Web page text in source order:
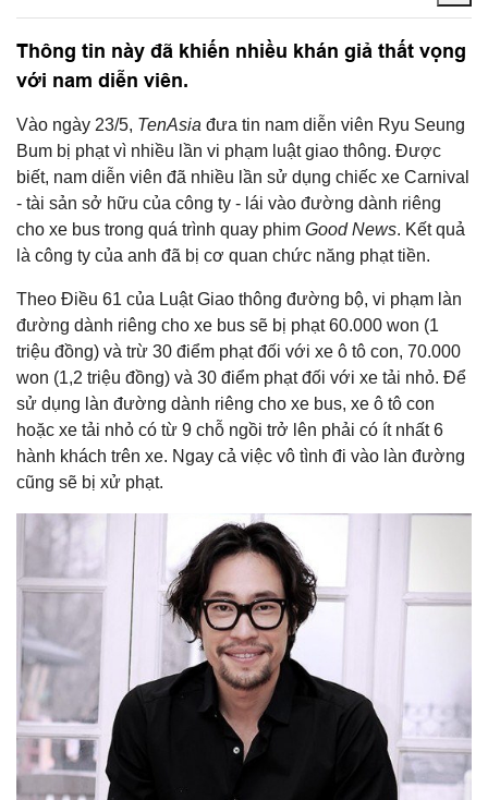
Thông tin này đã khiến nhiều khán giả thất vọng
với nam diễn viên.
Vào ngày 23/5, TenAsia đưa tin nam diễn viên Ryu Seung
Bum bị phạt vì nhiều lần vi phạm luật giao thông. Được
biết, nam diễn viên đã nhiều lần sử dụng chiếc xe Carnival
- tài sản sở hữu của công ty - lái vào đường dành riêng
cho xe bus trong quá trình quay phim Good News. Kết quả
là công ty của anh đã bị cơ quan chức năng phạt tiền.
Theo Điều 61 của Luật Giao thông đường bộ, vi phạm làn
đường dành riêng cho xe bus sẽ bị phạt 60.000 won (1
triệu đồng) và trừ 30 điểm phạt đối với xe ô tô con, 70.000
won (1,2 triệu đồng) và 30 điểm phạt đối với xe tải nhỏ. Để
sử dụng làn đường dành riêng cho xe bus, xe ô tô con
hoặc xe tải nhỏ có từ 9 chỗ ngồi trở lên phải có ít nhất 6
hành khách trên xe. Ngay cả việc vô tình đi vào làn đường
cũng sẽ bị xử phạt.